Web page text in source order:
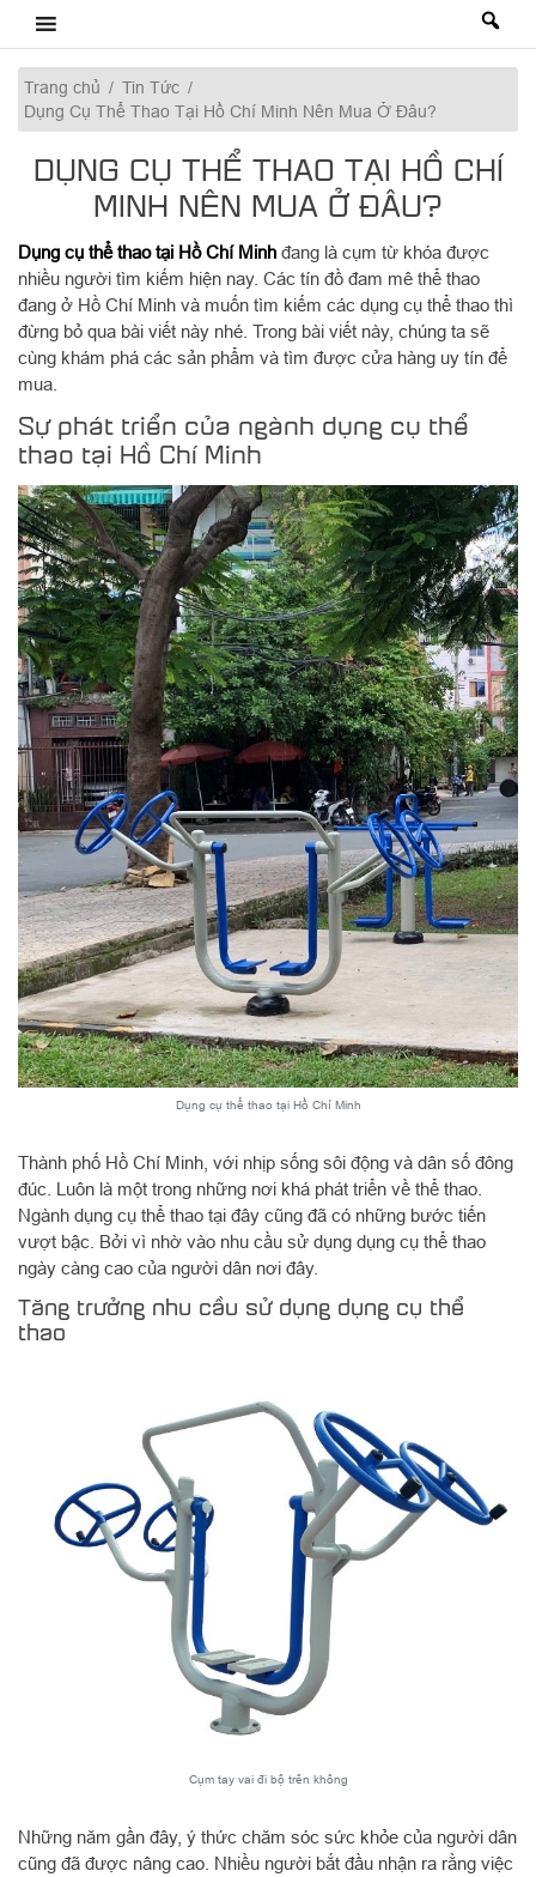
content
Trang chủ / Tin Tức /
Dụng Cụ Thể Thao Tại Hồ Chí Minh Nên Mua Ở Đâu?
DỤNG CỤ THỂ THAO TẠI HỒ CHÍ
MINH NÊN MUA Ở ĐÂU?
Dụng cụ thể thao tại Hồ Chí Minh đang là cụm từ khóa được
nhiều người tìm kiếm hiện nay. Các tín đồ đam mê thể thao
đang ở Hồ Chí Minh và muốn tìm kiếm các dụng cụ thể thao thì
đừng bỏ qua bài viết này nhé. Trong bài viết này, chúng ta sẽ
cùng khám phá các sản phẩm và tìm được cửa hàng uy tín để
mua.
Sự phát triển của ngành dụng cụ thể
thao tại Hồ Chí Minh
Dụng cụ thể thao tại Hồ Chí Minh
Thành phố Hồ Chí Minh, với nhịp sống sôi động và dân số đông
đúc. Luôn là một trong những nơi khá phát triển về thể thao.
Ngành dụng cụ thể thao tại đây cũng đã có những bước tiến
vượt bậc. Bởi vì nhờ vào nhu cầu sử dụng dụng cụ thể thao
ngày càng cao của người dân nơi đây.
Tăng trưởng nhu cầu sử dụng dụng cụ thể
thao
Cụm tay vai đi bộ trên không
Những năm gần đây, ý thức chăm sóc sức khỏe của người dân
cũng đã được nâng cao. Nhiều người bắt đầu nhận ra rằng việc